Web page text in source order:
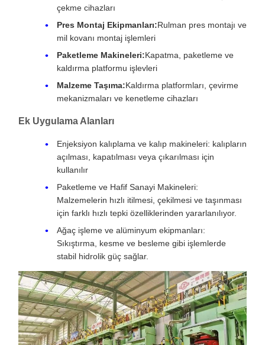
çekme cihazları
Pres Montaj Ekipmanları:Rulman pres montajı ve
mil kovanı montaj işlemleri
Paketleme Makineleri:Kapatma, paketleme ve
kaldırma platformu işlevleri
Malzeme Taşıma:Kaldırma platformları, çevirme
mekanizmaları ve kenetleme cihazları
Ek Uygulama Alanları
Enjeksiyon kalıplama ve kalıp makineleri: kalıpların
açılması, kapatılması veya çıkarılması için
kullanılır
Paketleme ve Hafif Sanayi Makineleri:
Malzemelerin hızlı itilmesi, çekilmesi ve taşınması
için farklı hızlı tepki özelliklerinden yararlanılıyor.
Ağaç işleme ve alüminyum ekipmanları:
Sıkıştırma, kesme ve besleme gibi işlemlerde
stabil hidrolik güç sağlar.